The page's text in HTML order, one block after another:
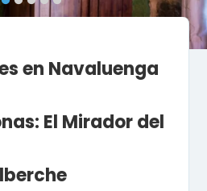
en Navaluenga
El Mirador del